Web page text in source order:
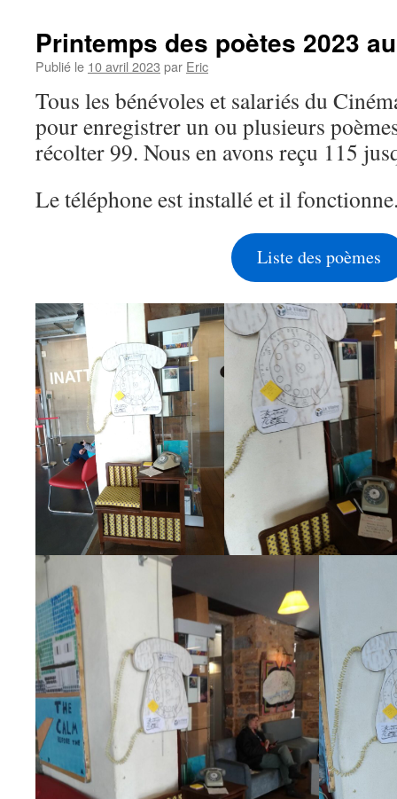
Printemps des poètes 2023
Publié le 10 avril 2023 par Eric
Tous les bénévoles et salariés du
pour enregistrer un ou plusieurs
récolter 99. Nous en avons reçu 115
Le téléphone est installé et il
Liste des poèmes